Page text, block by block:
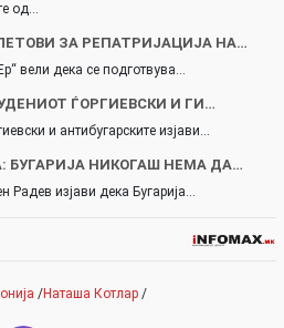
од…
ЗА РЕПАТРИЈАЦИЈА НА…
вели дека се подготвува…
ЃОРГИЕВСКИ И ГИ…
и антибугарските изјави…
БУГАРИЈА НИКОГАШ НЕМА ДА…
Радев изјави дека Бугарија…
/Наташа Котлар /